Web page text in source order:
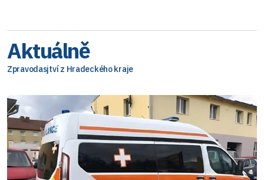
Aktuálně
Zpravodasjtví z Hradeckého kraje